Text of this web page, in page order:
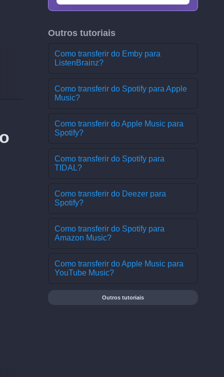
Outros tutoriais
Como transferir do Emby para
ListenBrainz?
Como transferir do Spotify para Apple
Music?
Como transferir do Apple Music para
Spotify?
Como transferir do Spotify para
TIDAL?
Como transferir do Deezer para
Spotify?
Como transferir do Spotify para
Amazon Music?
Como transferir do Apple Music para
YouTube Music?
Outros tutoriais